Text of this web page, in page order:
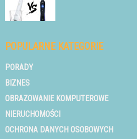
POPULARNE KATEGORIE
PORADY
BIZNES
OBRAZOWANIE KOMPUTEROWE
NIERUCHOMOŚCI
OCHRONA DANYCH OSOBOWYCH